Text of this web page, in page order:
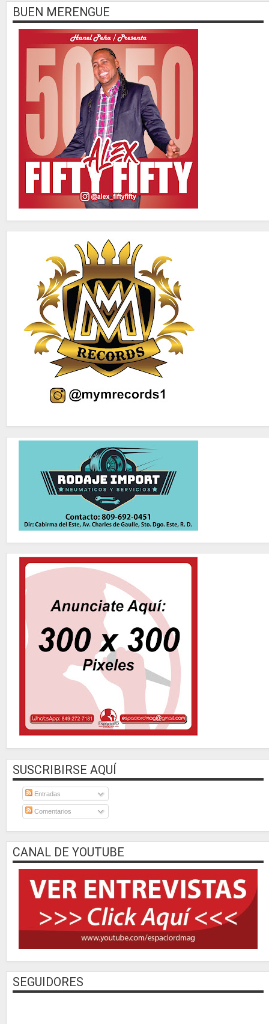
BUEN MERENGUE
SUSCRIBIRSE AQUÍ
Entradas
Comentarios
CANAL DE YOUTUBE
SEGUIDORES